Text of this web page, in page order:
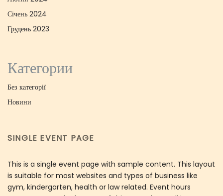
Січень 2024
Грудень 2023
Категории
Без категорії
Новини
SINGLE EVENT PAGE
This is a single event page with sample content. This layout
is suitable for most websites and types of business like
gym, kindergarten, health or law related. Event hours